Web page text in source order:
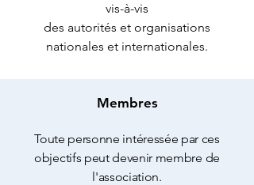
vis-à-vis
des autorités et organisations
nationales et internationales.
Membres
Toute personne intéressée par ces
objectifs peut devenir membre de
l'association.